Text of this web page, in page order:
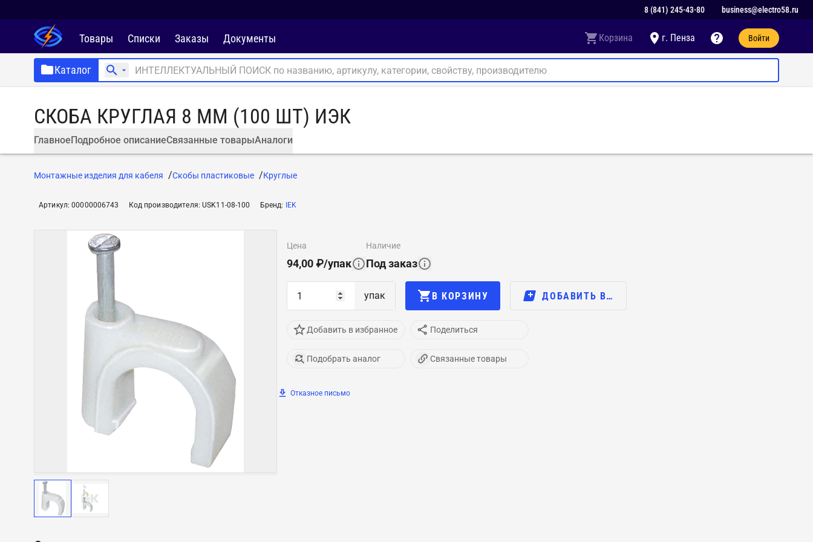
8 (841) 245-43-80 business@electro58.ru
Товары Списки Заказы Документы Корзина г. Пенза Войти
Каталог
СКОБА КРУГЛАЯ 8 ММ (100 ШТ) ИЭК
ГлавноеПодробное описаниеСвязанные товарыАналоги
Монтажные изделия для кабеля Скобы пластиковые Круглые
Артикул:00000006743 Код производителя:USK11-08-100 Бренд: IEK
цена
94,00 ₽/упак
наличие
Под заказ
упак В КОРЗИНУ ДОБАВИТЬ В…
Добавить в избранное Поделиться
Подобрать аналог Связанные товары
Отказное письмо